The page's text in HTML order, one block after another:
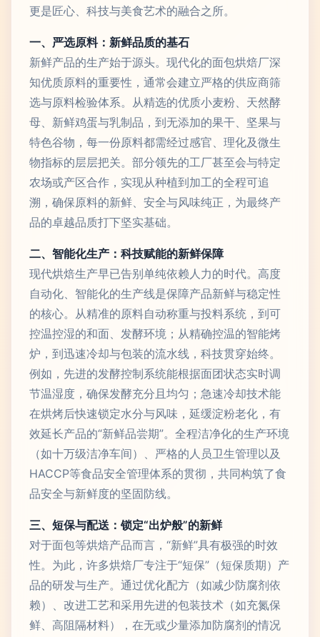
更是匠心、科技与美食艺术的融合之所。
一、严选原料：新鲜品质的基石
新鲜产品的生产始于源头。现代化的面包烘焙厂深
知优质原料的重要性，通常会建立严格的供应商筛
选与原料检验体系。从精选的优质小麦粉、天然酵
母、新鲜鸡蛋与乳制品，到无添加的果干、坚果与
特色谷物，每一份原料都需经过感官、理化及微生
物指标的层层把关。部分领先的工厂甚至会与特定
农场或产区合作，实现从种植到加工的全程可追
溯，确保原料的新鲜、安全与风味纯正，为最终产
品的卓越品质打下坚实基础。
二、智能化生产：科技赋能的新鲜保障
现代烘焙生产早已告别单纯依赖人力的时代。高度
自动化、智能化的生产线是保障产品新鲜与稳定性
的核心。从精准的原料自动称重与投料系统，到可
控温控湿的和面、发酵环境；从精确控温的智能烤
炉，到迅速冷却与包装的流水线，科技贯穿始终。
例如，先进的发酵控制系统能根据面团状态实时调
节温湿度，确保发酵充分且均匀；急速冷却技术能
在烘烤后快速锁定水分与风味，延缓淀粉老化，有
效延长产品的“新鲜品尝期”。全程洁净化的生产环境
（如十万级洁净车间）、严格的人员卫生管理以及
HACCP等食品安全管理体系的贯彻，共同构筑了食
品安全与新鲜度的坚固防线。
三、短保与配送：锁定“出炉般”的新鲜
对于面包等烘焙产品而言，“新鲜”具有极强的时效
性。为此，许多烘焙厂专注于“短保”（短保质期）产
品的研发与生产。通过优化配方（如减少防腐剂依
赖）、改进工艺和采用先进的包装技术（如充氮保
鲜、高阻隔材料），在无或少量添加防腐剂的情况